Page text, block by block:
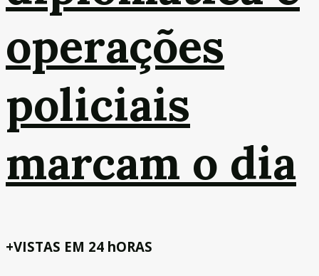
operações
policiais
marcam o dia
+VISTAS EM 24 hORAS